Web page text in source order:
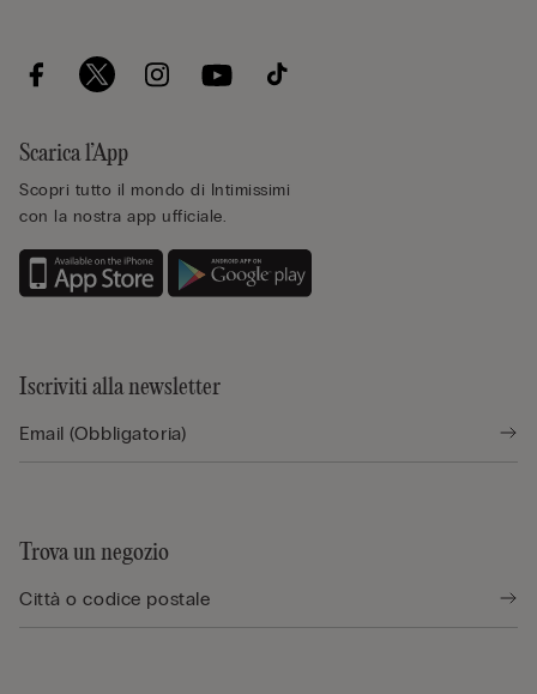
Scarica l’App
Scopri tutto il mondo di Intimissimi
con la nostra app ufficiale.
Iscriviti alla newsletter
Trova un negozio